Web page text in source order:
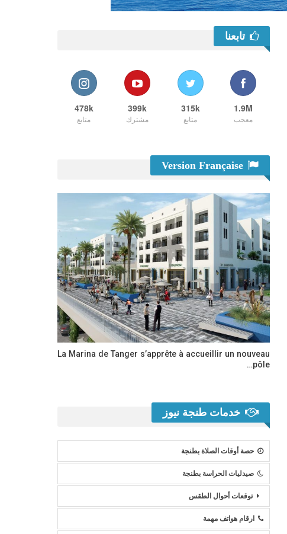
تابعنا
1.9M
معجب
315k
متابع
399k
مشترك
478k
متابع
La Marina de Tanger s’apprête à accueillir un nouveau
pôle…
خدمات طنجة نيوز
حصة أوقات الصلاة بطنجة
صيدليات الحراسة بطنجة
توقعات أحوال الطقس
ارقام هواتف مهمة